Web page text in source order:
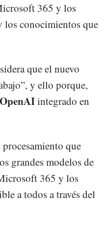
365 y los
los conocimientos que
que el nuevo
y ello porque,
integrado en
que
grandes modelos de
365 y los
a todos a través del